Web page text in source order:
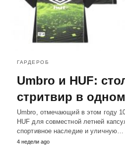
ГАРДЕРОБ
Umbro и HUF:
стритвир в
Umbro, отмечающий в этом году
HUF для совместной летней
спортивное наследие и уличную…
4 недели ago